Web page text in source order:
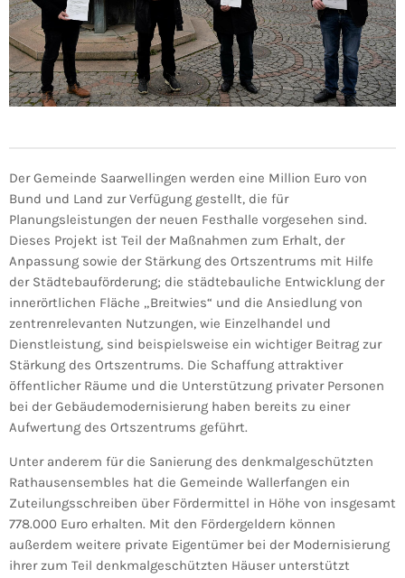
Der Gemeinde Saarwellingen werden eine Million Euro von
Bund und Land zur Verfügung gestellt, die für
Planungsleistungen der neuen Festhalle vorgesehen sind.
Dieses Projekt ist Teil der Maßnahmen zum Erhalt, der
Anpassung sowie der Stärkung des Ortszentrums mit Hilfe
der Städtebauförderung; die städtebauliche Entwicklung der
innerörtlichen Fläche „Breitwies“ und die Ansiedlung von
zentrenrelevanten Nutzungen, wie Einzelhandel und
Dienstleistung, sind beispielsweise ein wichtiger Beitrag zur
Stärkung des Ortszentrums. Die Schaffung attraktiver
öffentlicher Räume und die Unterstützung privater Personen
bei der Gebäudemodernisierung haben bereits zu einer
Aufwertung des Ortszentrums geführt.
Unter anderem für die Sanierung des denkmalgeschützten
Rathausensembles hat die Gemeinde Wallerfangen ein
Zuteilungsschreiben über Fördermittel in Höhe von insgesamt
778.000 Euro erhalten. Mit den Fördergeldern können
außerdem weitere private Eigentümer bei der Modernisierung
ihrer zum Teil denkmalgeschützten Häuser unterstützt